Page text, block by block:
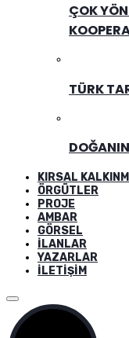
ÇOK
TÜRK
KIRSAL
ÖRGÜTLER
PROJE
AMBAR
GÖRSEL
İLANLAR
YAZARLAR
İLETIŞIM